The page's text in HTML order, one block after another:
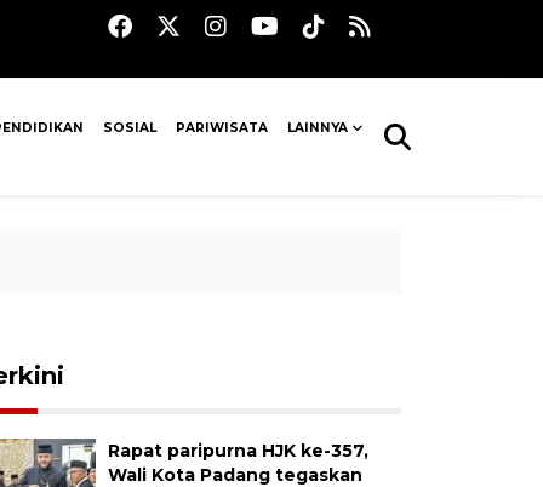
SOSIAL PARIWISATA LAINNYA
Rapat paripurna HJK ke-357,
Wali Kota Padang tegaskan